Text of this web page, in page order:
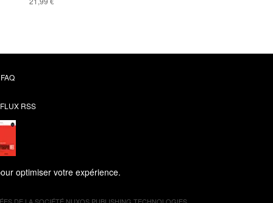
optimiser votre expérience.
FAQ
FLUX RSS
DE LA SOCIÉTÉ NUXOS PUBLISHING TECHNOLOGIES